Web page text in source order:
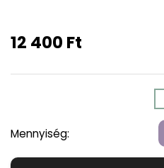
12 400 Ft
Mennyiség: